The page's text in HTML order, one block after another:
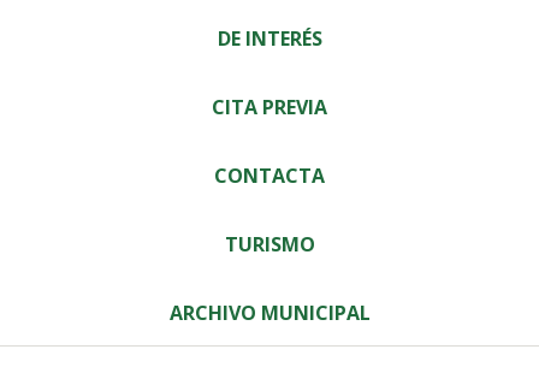
DE INTERÉS
CITA PREVIA
CONTACTA
TURISMO
ARCHIVO MUNICIPAL